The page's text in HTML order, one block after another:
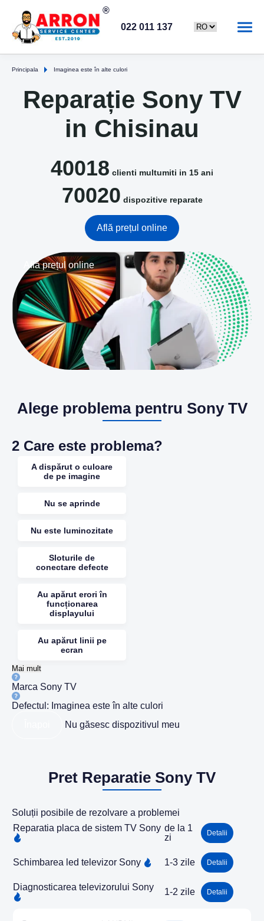
022 011 137
Principala Imaginea este în alte culori
Reparație Sony TV
in Chisinau
40018 clienti multumiti in 15 ani
70020 dispozitive reparate
Află prețul online
Află prețul online
Alege problema pentru Sony TV
2 Care este problema?
A dispărut o culoare
de pe imagine
Nu se aprinde
Nu este luminozitate
Sloturile de
conectare defecte
Au apărut erori în
funcționarea
displayului
Au apărut linii pe
ecran
Mai mult
Marca Sony TV
Defectul: Imaginea este în alte culori
Nu găsesc dispozitivul meu
Pret Reparatie Sony TV
Soluții posibile de rezolvare a problemei
Reparatia placa de sistem TV Sony de la 1
zi
Detalii
Schimbarea led televizor Sony 1-3 zile Detalii
Diagnosticarea televizorului Sony 1-2 zile Detalii